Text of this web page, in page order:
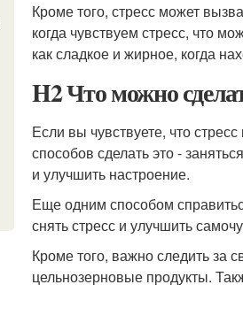
Кроме того, стресс может
когда чувствуем стресс, что
как сладкое и жирное, когда
H2 Что можно
Если вы чувствуете, что
способов сделать это -
и улучшить настроение.
Еще одним способом
снять стресс и улучшить
Кроме того, важно следить за
цельнозерновые продукты.